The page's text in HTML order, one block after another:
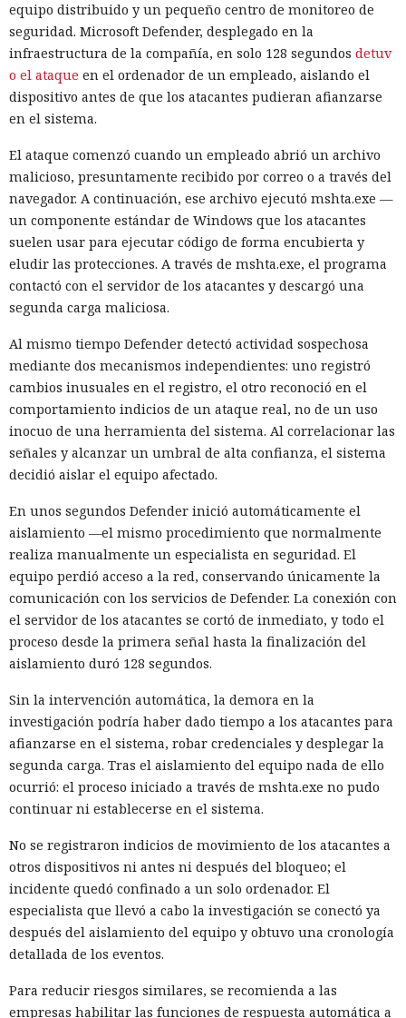
equipo distribuido y un pequeño centro de monitoreo de
seguridad. Microsoft Defender, desplegado en la
infraestructura de la compañía, en solo 128 segundos detuv
o el ataque en el ordenador de un empleado, aislando el
dispositivo antes de que los atacantes pudieran afianzarse
en el sistema.
El ataque comenzó cuando un empleado abrió un archivo
malicioso, presuntamente recibido por correo o a través del
navegador. A continuación, ese archivo ejecutó mshta.exe —
un componente estándar de Windows que los atacantes
suelen usar para ejecutar código de forma encubierta y
eludir las protecciones. A través de mshta.exe, el programa
contactó con el servidor de los atacantes y descargó una
segunda carga maliciosa.
Al mismo tiempo Defender detectó actividad sospechosa
mediante dos mecanismos independientes: uno registró
cambios inusuales en el registro, el otro reconoció en el
comportamiento indicios de un ataque real, no de un uso
inocuo de una herramienta del sistema. Al correlacionar las
señales y alcanzar un umbral de alta confianza, el sistema
decidió aislar el equipo afectado.
En unos segundos Defender inició automáticamente el
aislamiento —el mismo procedimiento que normalmente
realiza manualmente un especialista en seguridad. El
equipo perdió acceso a la red, conservando únicamente la
comunicación con los servicios de Defender. La conexión con
el servidor de los atacantes se cortó de inmediato, y todo el
proceso desde la primera señal hasta la finalización del
aislamiento duró 128 segundos.
Sin la intervención automática, la demora en la
investigación podría haber dado tiempo a los atacantes para
afianzarse en el sistema, robar credenciales y desplegar la
segunda carga. Tras el aislamiento del equipo nada de ello
ocurrió: el proceso iniciado a través de mshta.exe no pudo
continuar ni establecerse en el sistema.
No se registraron indicios de movimiento de los atacantes a
otros dispositivos ni antes ni después del bloqueo; el
incidente quedó confinado a un solo ordenador. El
especialista que llevó a cabo la investigación se conectó ya
después del aislamiento del equipo y obtuvo una cronología
detallada de los eventos.
Para reducir riesgos similares, se recomienda a las
empresas habilitar las funciones de respuesta automática a